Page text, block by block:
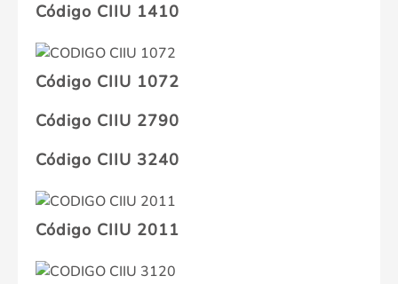
Código CIIU 1410
Código CIIU 1072
Código CIIU 2790
Código CIIU 3240
Código CIIU 2011